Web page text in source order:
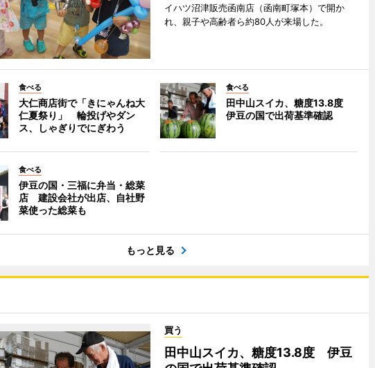
イハツ沼津販売函南店（函南町塚本）で開か
れ、親子や高齢者ら約80人が来場した。
食べる
大仁商店街で「きにゃんね大
仁夏祭り」 輪投げやダン
ス、しゃぎりでにぎわう
食べる
田中山スイカ、糖度13.8度
伊豆の国で出荷基準確認
食べる
伊豆の国・三福に弁当・総菜
店 建設会社が出店、自社野
菜使った総菜も
もっと見る
買う
田中山スイカ、糖度13.8度 伊豆